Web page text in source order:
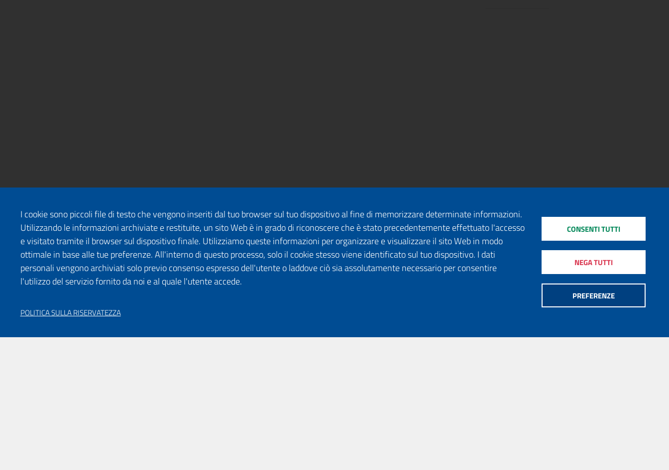
I cookie sono piccoli file di testo che vengono inseriti dal tuo browser sul tuo dispositivo al fine di memorizzare determinate informazioni.
Utilizzando le informazioni archiviate e restituite, un sito Web è in grado di riconoscere che è stato precedentemente effettuato l'accesso
e visitato tramite il browser sul dispositivo finale. Utilizziamo queste informazioni per organizzare e visualizzare il sito Web in modo
ottimale in base alle tue preferenze. All'interno di questo processo, solo il cookie stesso viene identificato sul tuo dispositivo. I dati
personali vengono archiviati solo previo consenso espresso dell'utente o laddove ciò sia assolutamente necessario per consentire
l'utilizzo del servizio fornito da noi e al quale l'utente accede.
POLITICA SULLA RISERVATEZZA
PREFERENZE
NEGA TUTTI
CONSENTI TUTTI